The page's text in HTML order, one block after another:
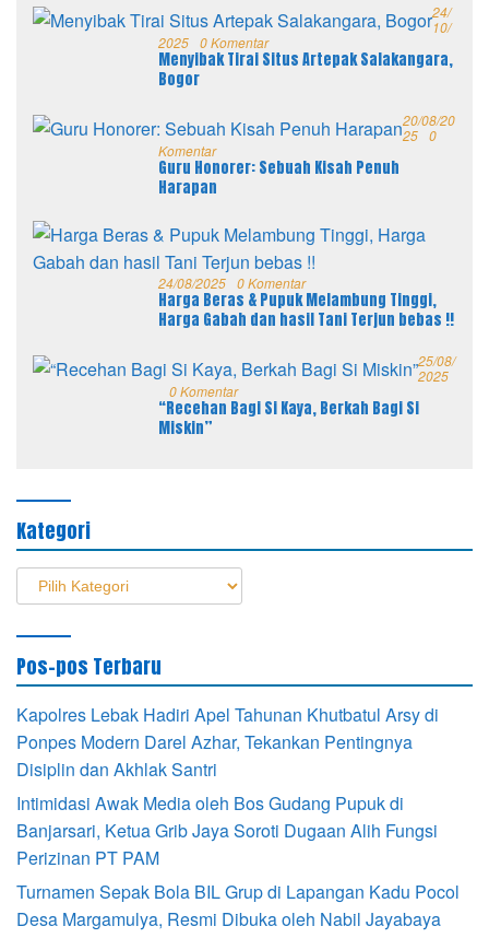
24/
10/
2025 0 Komentar
Menyibak Tirai Situs Artepak Salakangara,
Bogor
20/08/20
25 0
Komentar
Guru Honorer: Sebuah Kisah Penuh
Harapan
24/08/2025 0 Komentar
Harga Beras & Pupuk Melambung Tinggi,
Harga Gabah dan hasil Tani Terjun bebas !!
25/08/
2025
0 Komentar
“Recehan Bagi Si Kaya, Berkah Bagi Si
Miskin”
Kategori
Kategori
Pos-pos Terbaru
Kapolres Lebak Hadiri Apel Tahunan Khutbatul Arsy di
Ponpes Modern Darel Azhar, Tekankan Pentingnya
Disiplin dan Akhlak Santri
Intimidasi Awak Media oleh Bos Gudang Pupuk di
Banjarsari, Ketua Grib Jaya Soroti Dugaan Alih Fungsi
Perizinan PT PAM
Turnamen Sepak Bola BIL Grup di Lapangan Kadu Pocol
Desa Margamulya, Resmi Dibuka oleh Nabil Jayabaya